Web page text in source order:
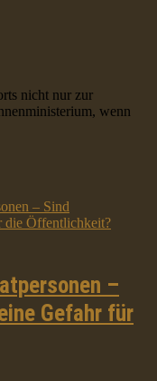
nicht nur zur
wenn
–
Gefahr für